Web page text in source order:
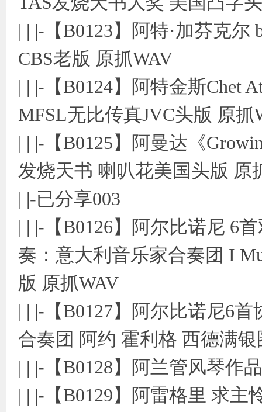
| | |-【B0123】阿特·加芬克尔
CBS老版 原抓WAV
| | |-【B0124】阿特金斯Chet
MFSL无比传真JVC头版 原抓
| | |-【B0125】阿曼达《
发烧天书 喇叭花美国头版 原
| |-已分享003
| | |-【B0126】阿尔比诺尼 6
奏：意大利音乐家合奏团 I
版 原抓WAV
| | |-【B0127】阿尔比诺尼6
合奏团 阿约 霍利格 西德满银
| | |-【B0128】阿兰管风琴作
| | |-【B0129】阿雷格里 求